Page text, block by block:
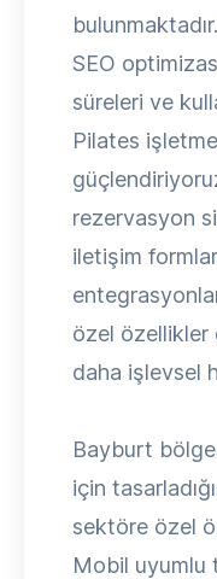
SEO
süreleri ve
Pilates
rezervasyon
iletişim
özel özellikler
daha işlevsel
Bayburt
için
sektöre özel
Mobil uyumlu